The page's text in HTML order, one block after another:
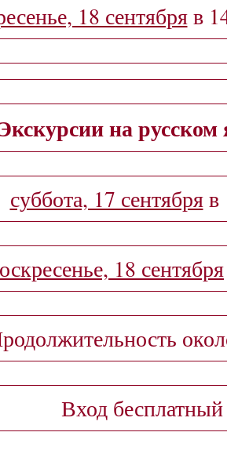
18 сентябряв
на русском
суббота, 17 сентябряв
18 сентября
Вход бесплатный